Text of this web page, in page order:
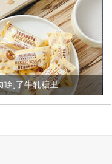
被列入佛家七宝的它到